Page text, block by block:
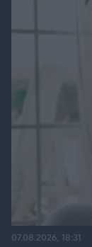
07.08.2026, 18:31